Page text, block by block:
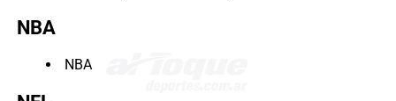
NBA
NBA